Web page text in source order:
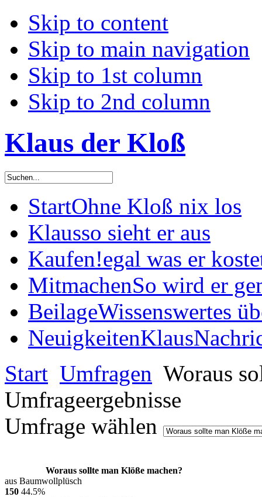
Skip to content
Skip to main navigation
Skip to 1st column
Skip to 2nd column
Klaus der Kloß
StartOhne Kloß nix los
Klausso sieht er aus
Kaufen!egal was er
MitmachenSo wird er
BeilageWissenswertes
Neuigkeiten
Start Umfragen Woraus
Umfrageergebnisse
Umfrage wählen
Woraus sollte man Klöße machen?
aus Baumwollplüsch
150 44.5%